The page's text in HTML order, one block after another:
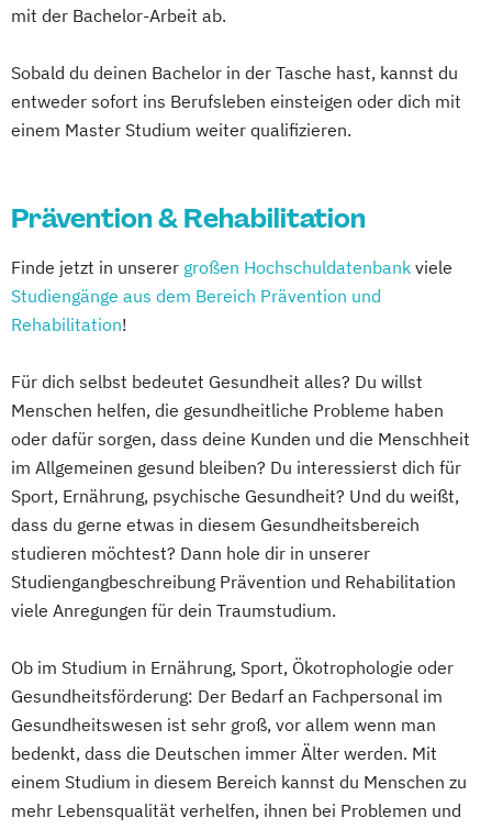
mit der Bachelor-Arbeit ab.
Sobald du deinen Bachelor in der Tasche hast, kannst du
entweder sofort ins Berufsleben einsteigen oder dich mit
einem Master Studium weiter qualifizieren.
Prävention & Rehabilitation
Finde jetzt in unserer großen Hochschuldatenbank viele
Studiengänge aus dem Bereich Prävention und
Rehabilitation!
Für dich selbst bedeutet Gesundheit alles? Du willst
Menschen helfen, die gesundheitliche Probleme haben
oder dafür sorgen, dass deine Kunden und die Menschheit
im Allgemeinen gesund bleiben? Du interessierst dich für
Sport, Ernährung, psychische Gesundheit? Und du weißt,
dass du gerne etwas in diesem Gesundheitsbereich
studieren möchtest? Dann hole dir in unserer
Studiengangbeschreibung Prävention und Rehabilitation
viele Anregungen für dein Traumstudium.
Ob im Studium in Ernährung, Sport, Ökotrophologie oder
Gesundheitsförderung: Der Bedarf an Fachpersonal im
Gesundheitswesen ist sehr groß, vor allem wenn man
bedenkt, dass die Deutschen immer Älter werden. Mit
einem Studium in diesem Bereich kannst du Menschen zu
mehr Lebensqualität verhelfen, ihnen bei Problemen und